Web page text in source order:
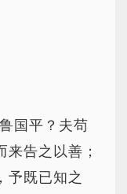
国平？夫苟
来告之以善；
予既已知之